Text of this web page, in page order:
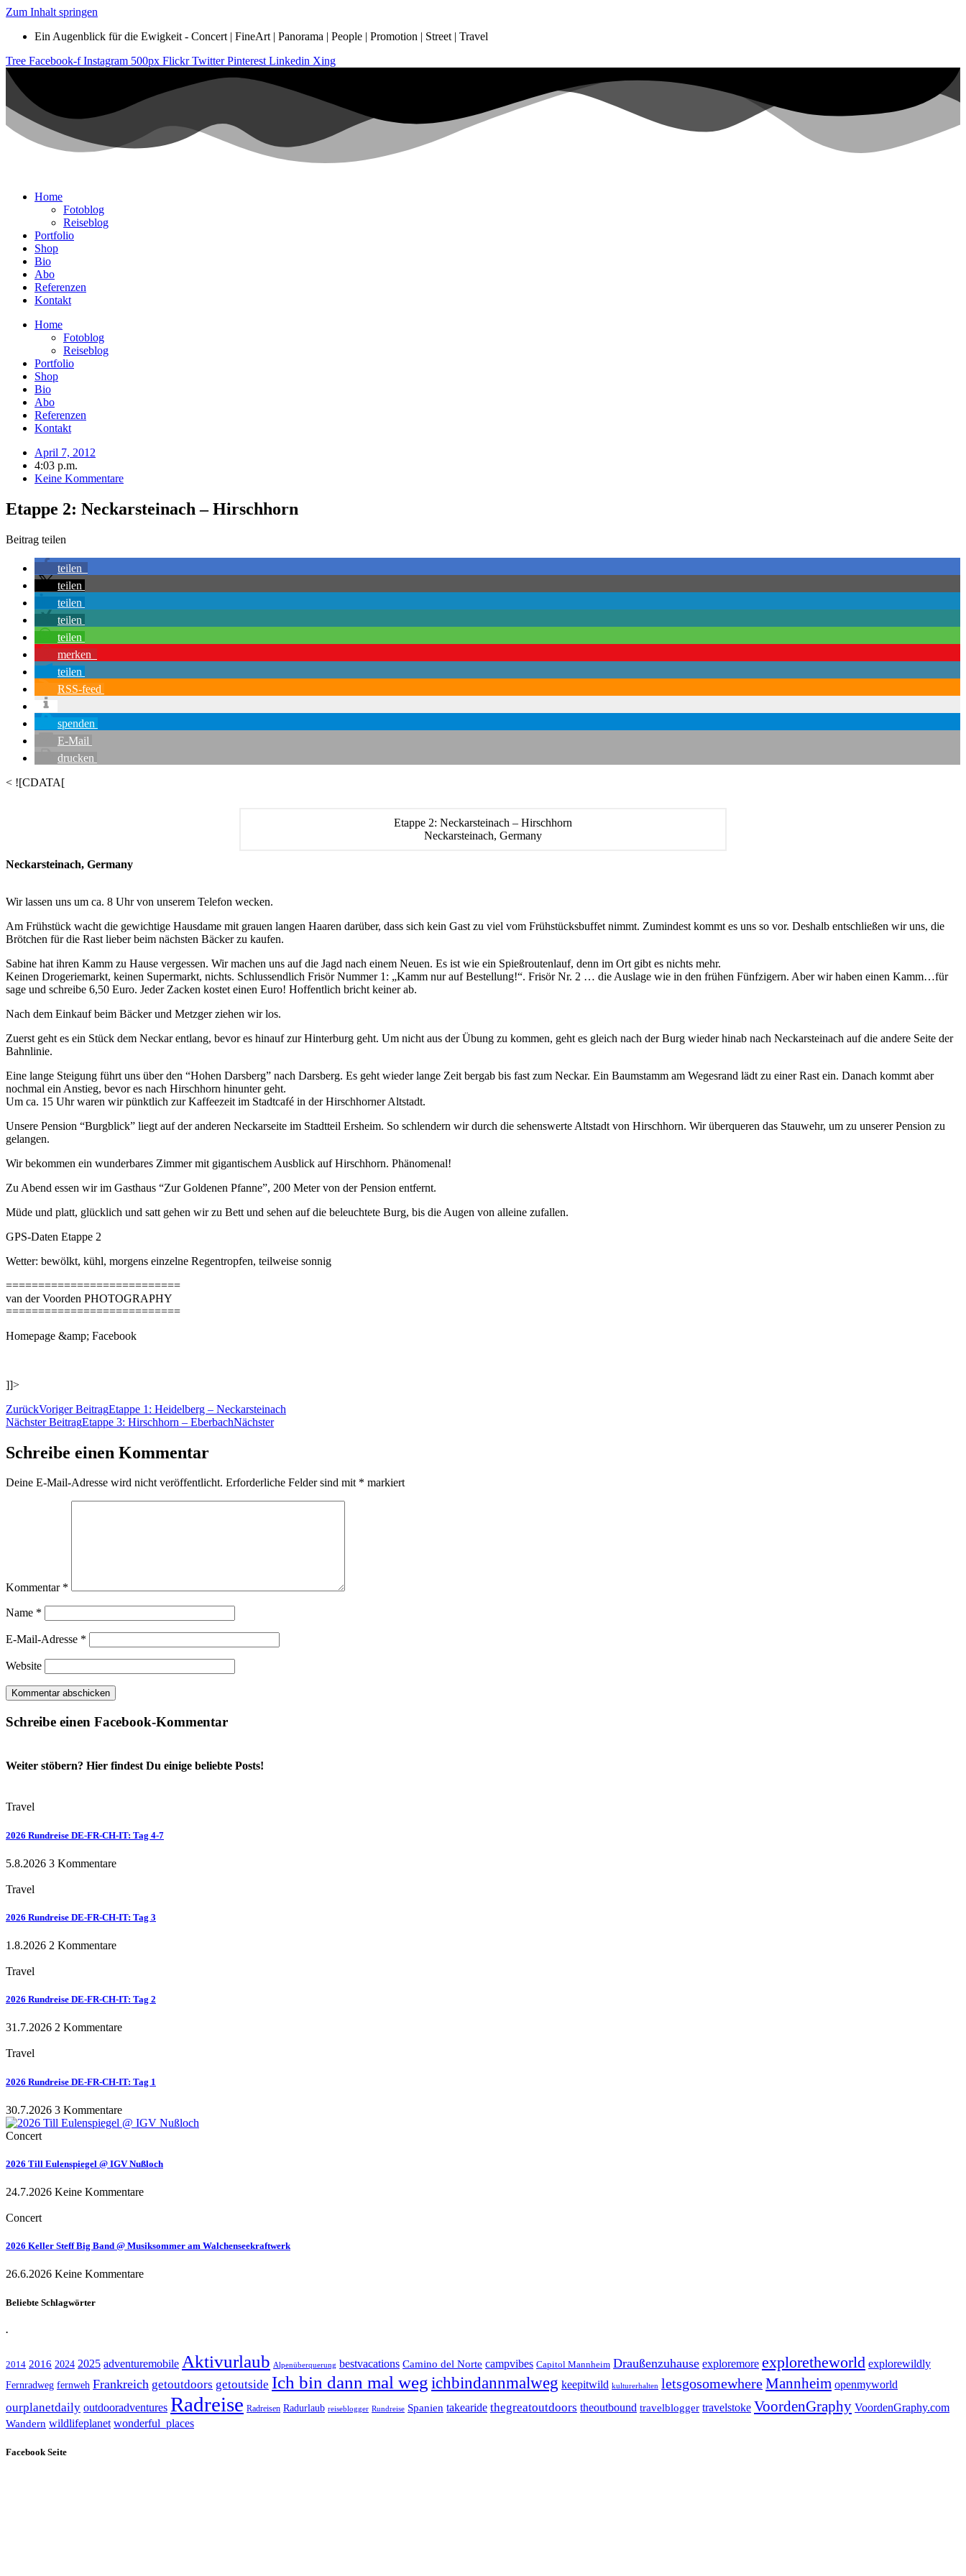
Zum Inhalt springen
Ein Augenblick für die Ewigkeit - Concert | FineArt | Panorama | People | Promotion | Street | Travel
Tree Facebook-f Instagram 500px Flickr Twitter Pinterest Linkedin Xing
Home
Fotoblog
Reiseblog
Portfolio
Shop
Bio
Abo
Referenzen
Kontakt
Home
Fotoblog
Reiseblog
Portfolio
Shop
Bio
Abo
Referenzen
Kontakt
April 7, 2012
4:03 p.m.
Keine Kommentare
Etappe 2: Neckarsteinach – Hirschhorn
Beitrag teilen
teilen
teilen
teilen
teilen
teilen
merken
teilen
RSS-feed
spenden
E-Mail
drucken
< ![CDATA[
Etappe 2: Neckarsteinach – Hirschhorn
Neckarsteinach, Germany
Neckarsteinach, Germany
Wir lassen uns um ca. 8 Uhr von unserem Telefon wecken.
Am Frühstück wacht die gewichtige Hausdame mit grauen langen Haaren darüber, dass sich kein Gast zu viel vom Frühstücksbuffet nimmt. Zumindest kommt es uns so vor. Deshalb entschließen wir uns, die
Brötchen für die Rast lieber beim nächsten Bäcker zu kaufen.
Sabine hat ihren Kamm zu Hause vergessen. Wir machen uns auf die Jagd nach einem Neuen. Es ist wie ein Spießroutenlauf, denn im Ort gibt es nichts mehr.
Keinen Drogeriemarkt, keinen Supermarkt, nichts. Schlussendlich Frisör Nummer 1: „Kamm nur auf Bestellung!“. Frisör Nr. 2 … die Auslage wie in den frühen Fünfzigern. Aber wir haben einen Kamm…für
sage und schreibe 6,50 Euro. Jeder Zacken kostet einen Euro! Hoffentlich bricht keiner ab.
Nach dem Einkauf beim Bäcker und Metzger ziehen wir los.
Zuerst geht es ein Stück dem Neckar entlang, bevor es hinauf zur Hinterburg geht. Um nicht aus der Übung zu kommen, geht es gleich nach der Burg wieder hinab nach Neckarsteinach auf die andere Seite der
Bahnlinie.
Eine lange Steigung führt uns über den “Hohen Darsberg” nach Darsberg. Es geht wieder lange Zeit bergab bis fast zum Neckar. Ein Baumstamm am Wegesrand lädt zu einer Rast ein. Danach kommt aber
nochmal ein Anstieg, bevor es nach Hirschhorn hinunter geht.
Um ca. 15 Uhr waren wir pünktlich zur Kaffeezeit im Stadtcafé in der Hirschhorner Altstadt.
Unsere Pension “Burgblick” liegt auf der anderen Neckarseite im Stadtteil Ersheim. So schlendern wir durch die sehenswerte Altstadt von Hirschhorn. Wir überqueren das Stauwehr, um zu unserer Pension zu
gelangen.
Wir bekommen ein wunderbares Zimmer mit gigantischem Ausblick auf Hirschhorn. Phänomenal!
Zu Abend essen wir im Gasthaus “Zur Goldenen Pfanne”, 200 Meter von der Pension entfernt.
Müde und platt, glücklich und satt gehen wir zu Bett und sehen auf die beleuchtete Burg, bis die Augen von alleine zufallen.
GPS-Daten Etappe 2
Wetter: bewölkt, kühl, morgens einzelne Regentropfen, teilweise sonnig
===========================
van der Voorden PHOTOGRAPHY
===========================
Homepage &amp; Facebook
]]>
ZurückVoriger BeitragEtappe 1: Heidelberg – Neckarsteinach
Nächster BeitragEtappe 3: Hirschhorn – EberbachNächster
Schreibe einen Kommentar
Deine E-Mail-Adresse wird nicht veröffentlicht. Erforderliche Felder sind mit * markiert
Kommentar *
Name *
E-Mail-Adresse *
Website
Schreibe einen Facebook-Kommentar
Weiter stöbern? Hier findest Du einige beliebte Posts!
Travel
2026 Rundreise DE-FR-CH-IT: Tag 4-7
5.8.2026 3 Kommentare
Travel
2026 Rundreise DE-FR-CH-IT: Tag 3
1.8.2026 2 Kommentare
Travel
2026 Rundreise DE-FR-CH-IT: Tag 2
31.7.2026 2 Kommentare
Travel
2026 Rundreise DE-FR-CH-IT: Tag 1
30.7.2026 3 Kommentare
Concert
2026 Till Eulenspiegel @ IGV Nußloch
24.7.2026 Keine Kommentare
Concert
2026 Keller Steff Big Band @ Musiksommer am Walchenseekraftwerk
26.6.2026 Keine Kommentare
Beliebte Schlagwörter
.
2014 2016 2024 2025 adventuremobile Aktivurlaub Alpenüberquerung bestvacations Camino del Norte campvibes Capitol Mannheim Draußenzuhause exploremore exploretheworld explorewildly
Fernradweg fernweh Frankreich getoutdoors getoutside Ich bin dann mal wegichbindannmalweg keepitwild kulturerhalten letsgosomewhereMannheim openmyworld
ourplanetdaily outdooradventures Radreise Radreisen Radurlaub reiseblogger Rundreise Spanien takearide thegreatoutdoors theoutbound travelblogger travelstoke VoordenGraphy VoordenGraphy.com
Wandern wildlifeplanet wonderful_places
Facebook Seite